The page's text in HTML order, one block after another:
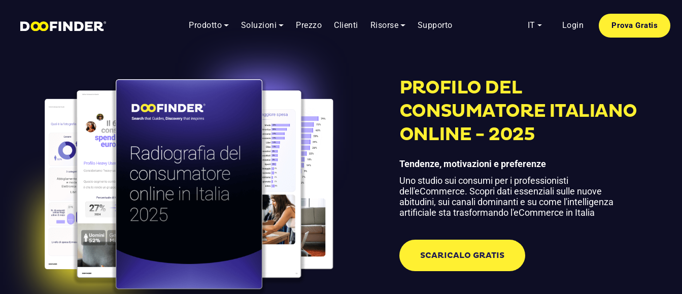
Prodotto Soluzioni Prezzo Clienti Risorse Supporto IT Login Prova Gratis
PROFILO DEL
CONSUMATORE ITALIANO
ONLINE - 2025
Tendenze, motivazioni e preferenze
Uno studio sui consumi per i professionisti
dell'eCommerce. Scopri dati essenziali sulle nuove
abitudini, sui canali dominanti e su come l'intelligenza
artificiale sta trasformando l'eCommerce in Italia
SCARICALO GRATIS